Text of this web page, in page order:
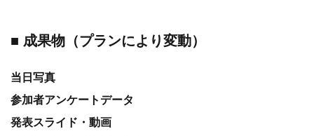
■ 成果物（プランにより変動）
当日写真
参加者アンケートデータ
発表スライド・動画